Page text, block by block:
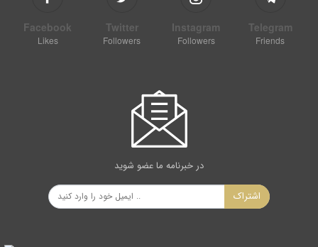
Facebook
Likes
Twitter
Followers
Instagram
Followers
Telegram
Friends
در خبرنامه ما عضو شوید
اشتراک